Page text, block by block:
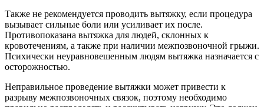
Также не рекомендуется проводить вытяжку, если процедура
вызывает сильные боли или усиливает их после.
Противопоказана вытяжка для людей, склонных к
кровотечениям, а также при наличии межпозвоночной грыжи.
Психически неуравновешенным людям вытяжка назначается с
осторожностью.
Неправильное проведение вытяжки может привести к
разрыву межпозвоночных связок, поэтому необходимо